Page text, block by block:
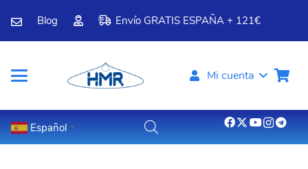
Blog Envío GRATIS ESPAÑA + 121€
Mi cuenta
Español ▼